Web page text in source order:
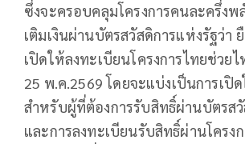
ซึ่งจะครอบคลุมโครงการคนละครึ่งพ
เติมเงินผ่านบัตรสวัสดิการแห่งรัฐว่า
เปิดให้ลงทะเบียนโครงการไทยช่วย
25 พ.ค.2569 โดยจะแบ่งเป็นการเปิ
สำหรับผู้ที่ต้องการรับสิทธิ์ผ่านบัตรส
และการลงทะเบียนรับสิทธิ์ผ่านโครง